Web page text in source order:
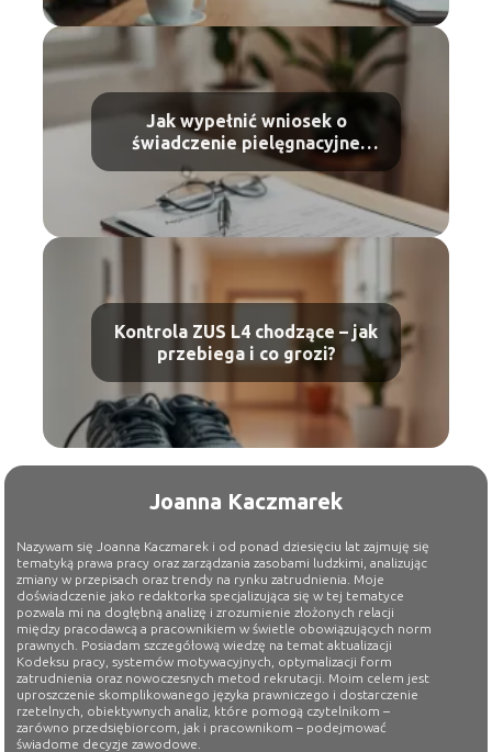
Jak wypełnić wniosek o
świadczenie pielęgnacyjne
wzór i instrukcja
Kontrola ZUS L4 chodzące – jak
przebiega i co grozi?
Joanna Kaczmarek
Nazywam się Joanna Kaczmarek i od ponad dziesięciu lat zajmuję się
tematyką prawa pracy oraz zarządzania zasobami ludzkimi, analizując
zmiany w przepisach oraz trendy na rynku zatrudnienia. Moje
doświadczenie jako redaktorka specjalizująca się w tej tematyce
pozwala mi na dogłębną analizę i zrozumienie złożonych relacji
między pracodawcą a pracownikiem w świetle obowiązujących norm
prawnych. Posiadam szczegółową wiedzę na temat aktualizacji
Kodeksu pracy, systemów motywacyjnych, optymalizacji form
zatrudnienia oraz nowoczesnych metod rekrutacji. Moim celem jest
uproszczenie skomplikowanego języka prawniczego i dostarczenie
rzetelnych, obiektywnych analiz, które pomogą czytelnikom –
zarówno przedsiębiorcom, jak i pracownikom – podejmować
świadome decyzje zawodowe.